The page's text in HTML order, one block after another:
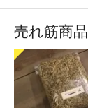
売れ筋商品